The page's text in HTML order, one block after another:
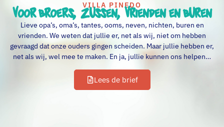
VILLA PINEDO
Voor broers, zussen, vrienden en buren
Lieve opa’s, oma’s, tantes, ooms, neven, nichten, buren en
vrienden. We weten dat jullie er, net als wij, niet om hebben
gevraagd dat onze ouders gingen scheiden. Maar jullie hebben er,
net als wij, wel mee te maken. En ja, jullie kunnen ons helpen…
Lees de brief